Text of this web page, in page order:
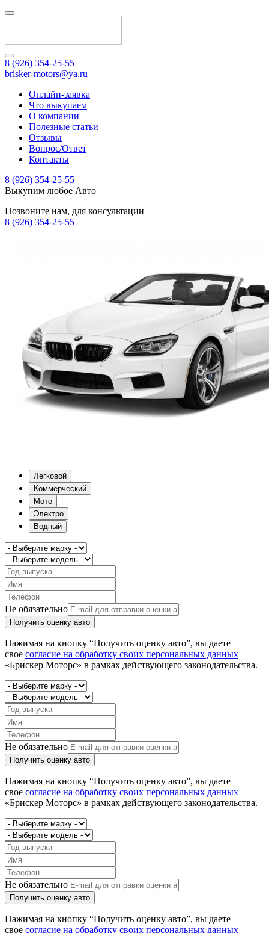
8 (926) 354-25-55
brisker-motors@ya.ru
Онлайн-заявка
Что выкупаем
О компании
Полезные статьи
Отзывы
Вопрос/Ответ
Контакты
8 (926) 354-25-55
Выкупим любое Авто
Позвоните нам, для консультации
8 (926) 354-25-55
Легковой
Коммерческий
Мото
Электро
Водный
Не обязательно
Получить оценку авто
Нажимая на кнопку “Получить оценку авто”, вы даете
свое согласие на обработку своих персональных данных
«Брискер Моторс» в рамках действующего законодательства.
Не обязательно
Получить оценку авто
Нажимая на кнопку “Получить оценку авто”, вы даете
свое согласие на обработку своих персональных данных
«Брискер Моторс» в рамках действующего законодательства.
Не обязательно
Получить оценку авто
Нажимая на кнопку “Получить оценку авто”, вы даете
свое согласие на обработку своих персональных данных